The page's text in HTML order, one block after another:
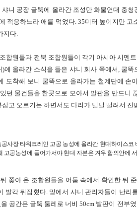
니 공장 굴뚝에 올라간 조성만 화물연대 충청
적응하느라 애를 먹었다. 35미터 높이지만 고
지다.
합원들과 전북 조합원들이 각기 아시아 시멘
에 올라간 소식을 들은 샤니 회사 쪽에서, 굴뚝
도착해 보니 굴뚝으로 올라가는 철계단에 손
던 물건들을 한곳으로 모아서 발판을 만드니
고 오르기는 하면서도 다리가 덜덜 떨려서 진
사장 타워크레인 고공 농성에 올라간 현대하이스코
고공농성에 들어가서야 현대 자본은 겨우 합의안에
쫒아 온 조합원들을 어둠 속에서 확인한 뒤
발칵 뒤집혔다. 밑에서 샤니 관리자들이 난리
공간은 굴뚝 둘레로 너비 50cm 발판이 전부